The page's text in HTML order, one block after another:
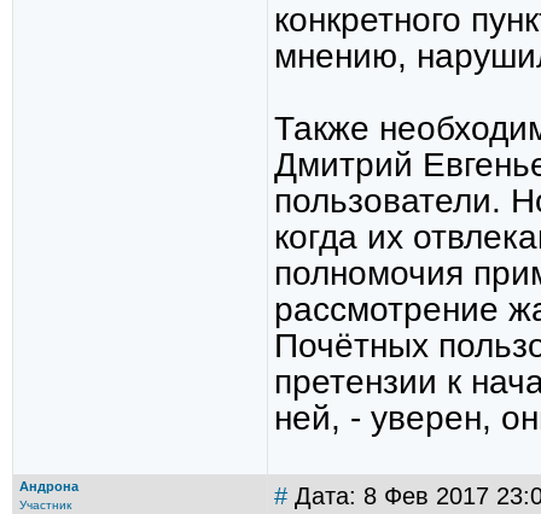
конкретного
мнению,
Также
Дмитрий
пользователи.
когда их
полномочия
рассмотрение
Почётных
претензии к
ней, - уверен,
Андрона
Участник # Дата: 8 Фев 2017